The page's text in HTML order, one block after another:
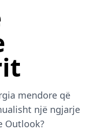
mendore që
një ngjarje
Outlook?